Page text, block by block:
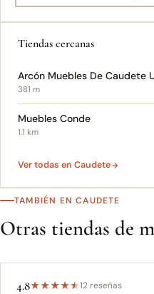
Tiendas cercanas
Arcón Muebles De Caudete
381 m
Muebles Conde
1.1 km
Ver todas en Caudete
TAMBIÉN EN CAUDETE
Otras tiendas de
4.8★★★★★12 reseñas